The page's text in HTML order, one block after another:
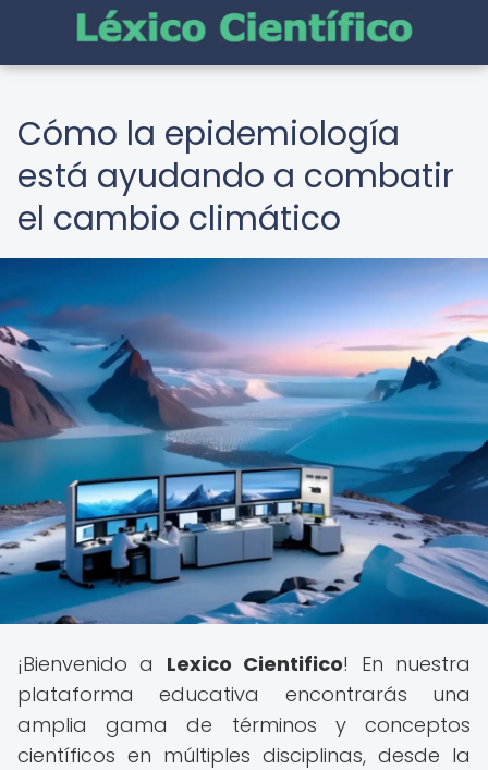
Cómo la epidemiología
está ayudando a combatir
el cambio climático
¡Bienvenido a Lexico Cientifico! En nuestra
plataforma educativa encontrarás una
amplia gama de términos y conceptos
científicos en múltiples disciplinas, desde la